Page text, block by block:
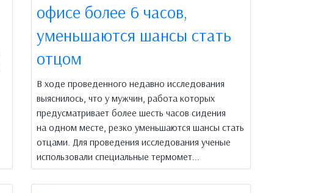
офисе более 6 часов,
уменьшаются шансы стать
отцом
В ходе проведенного недавно исследования
выяснилось, что у мужчин, работа которых
предусматривает более шесть часов сидения
на одном месте, резко уменьшаются шансы стать
отцами. Для проведения исследования ученые
использовали специальные термомет...